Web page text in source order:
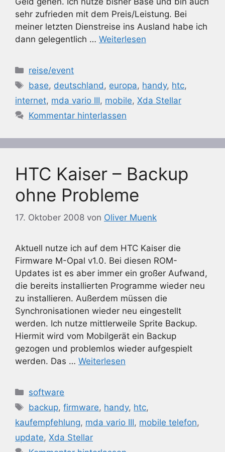
sehr zufrieden mit dem Preis/Leistung. Bei
meiner letzten Dienstreise ins Ausland habe ich
dann gelegentlich … Weiterlesen
Kategorien
reise/event
Schlagwörter
base, deutschland, europa, handy, htc,
internet, mda vario III, mobile, Xda Stellar
Kommentar hinterlassen
HTC Kaiser – Backup
ohne Probleme
17. Oktober 2008 von Oliver Muenk
Aktuell nutze ich auf dem HTC Kaiser die
Firmware M-Opal v1.0. Bei diesen ROM-
Updates ist es aber immer ein großer Aufwand,
die bereits installierten Programme wieder neu
zu installieren. Außerdem müssen die
Synchronisationen wieder neu eingestellt
werden. Ich nutze mittlerweile Sprite Backup.
Hiermit wird vom Mobilgerät ein Backup
gezogen und problemlos wieder aufgespielt
werden. Das … Weiterlesen
Kategorien
software
Schlagwörter
backup,firmware, handy, htc,
kaufempfehlung, mda vario III, mobile telefon,
update, Xda Stellar